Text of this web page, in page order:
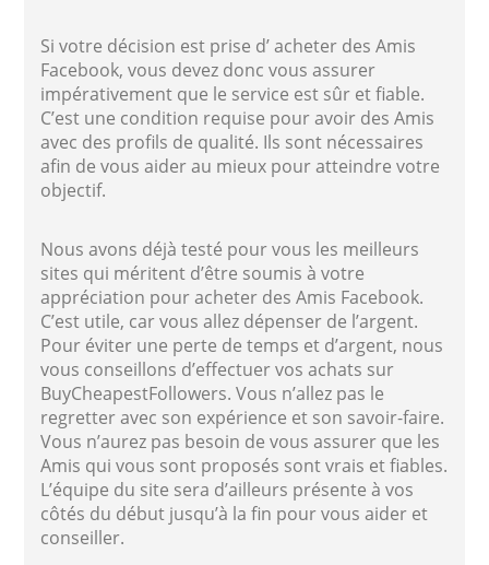
Si votre décision est prise d’ acheter des Amis
Facebook, vous devez donc vous assurer
impérativement que le service est sûr et fiable.
C’est une condition requise pour avoir des Amis
avec des profils de qualité. Ils sont nécessaires
afin de vous aider au mieux pour atteindre votre
objectif.
Nous avons déjà testé pour vous les meilleurs
sites qui méritent d’être soumis à votre
appréciation pour acheter des Amis Facebook.
C’est utile, car vous allez dépenser de l’argent.
Pour éviter une perte de temps et d’argent, nous
vous conseillons d’effectuer vos achats sur
BuyCheapestFollowers. Vous n’allez pas le
regretter avec son expérience et son savoir-faire.
Vous n’aurez pas besoin de vous assurer que les
Amis qui vous sont proposés sont vrais et fiables.
L’équipe du site sera d’ailleurs présente à vos
côtés du début jusqu’à la fin pour vous aider et
conseiller.